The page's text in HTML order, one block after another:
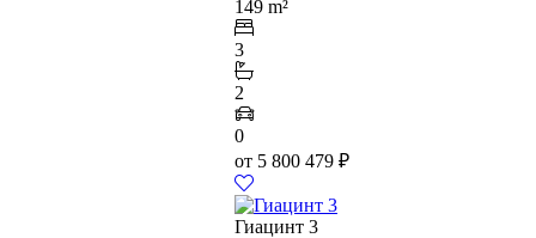
149 m²
3
2
0
от 5 800 479 ₽
Гиацинт 3